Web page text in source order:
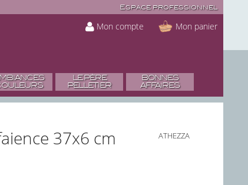
Espace professionnel
Mon compte Mon panier
LE PÈRE
PELLETIER
BONNES
AFFAIRES
37x6 cm ATHEZZA